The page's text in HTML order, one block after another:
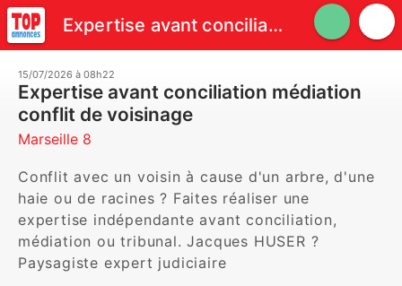
Expertise avant conciliation médiation conflit de voisinage
15/07/2026 à 08h22
Expertise avant conciliation médiation
conflit de voisinage
Marseille 8
Conflit avec un voisin à cause d'un arbre, d'une
haie ou de racines ? Faites réaliser une
expertise indépendante avant conciliation,
médiation ou tribunal. Jacques HUSER ?
Paysagiste expert judiciaire